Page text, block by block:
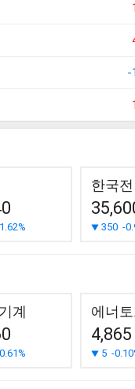
-
한국
350 -
계 에너
4,865
5 -